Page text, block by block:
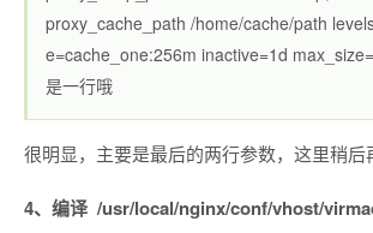
proxy_cache_path /home/cache/path
e=cache_one:256m inactive=1d
是一行哦
很明显，主要是最后的两行参数，这里稍后
4、编译 /usr/local/nginx/conf/vhost/